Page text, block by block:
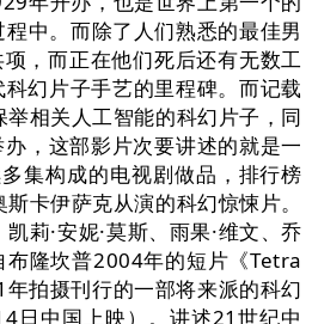
中。而除了人们熟悉的最佳男
，而正在他们死后还有无数工
幻片子手艺的里程碑。而记载
相关人工智能的科幻片子，同
，这部影片次要讲述的就是一
集构成的电视剧做品，排行榜
卡伊萨克从演的科幻惊悚片。
莉·安妮·莫斯、雨果·维文、乔
布隆坎普2004年的短片《Tetra
拍摄刊行的一部将来派的科幻
日中国上映）。讲述21世纪中